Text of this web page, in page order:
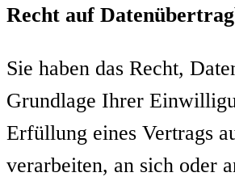
Recht auf
Sie haben das Recht,
Grundlage Ihrer
Erfüllung eines Vertrags
verarbeiten, an sich oder